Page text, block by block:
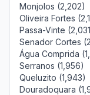
Monjolos (2,202)
Oliveira Fortes
Passa-Vinte
Senador Cortes
Água Comprida
Serranos (1,956)
Queluzito (1,943)
Douradoquara